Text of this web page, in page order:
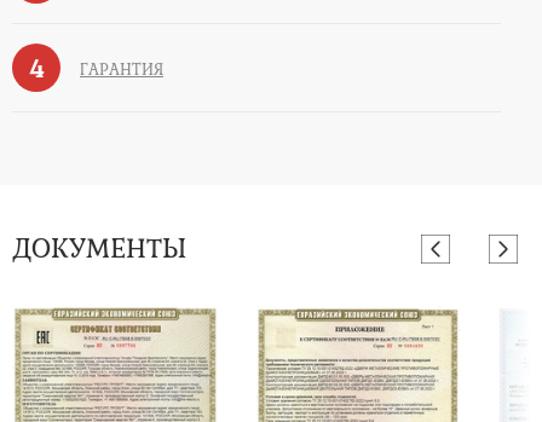
4 ГАРАНТИЯ
ДОКУМЕНТЫ